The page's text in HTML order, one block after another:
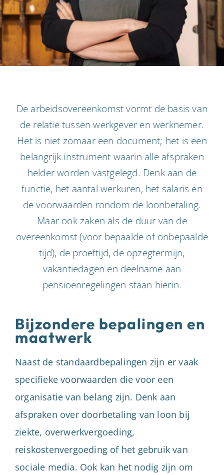
De arbeidsovereenkomst vormt de basis van
de relatie tussen werkgever en werknemer.
Het is niet zomaar een document; het is een
belangrijk instrument waarin alle afspraken
helder worden vastgelegd. Denk aan de
functie, het aantal werkuren, het salaris en
de voorwaarden rondom de loonbetaling.
Maar ook zaken als de duur van de
overeenkomst (voor bepaalde of onbepaalde
tijd), de proeftijd, de opzegtermijn,
vakantiedagen en deelname aan
pensioenregelingen staan hierin.
Bijzondere bepalingen en
maatwerk
Naast de standaardbepalingen zijn er vaak
specifieke voorwaarden die voor een
organisatie van belang zijn. Denk aan
afspraken over doorbetaling van loon bij
ziekte, overwerkvergoeding,
reiskostenvergoeding of het gebruik van
sociale media. Ook kan het nodig zijn om